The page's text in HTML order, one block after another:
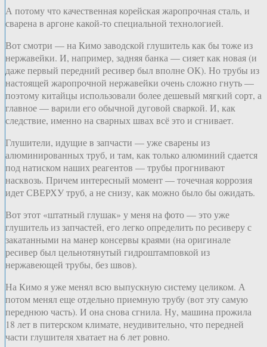
А потому что качественная корейская жаропрочная сталь, и
сварена в аргоне какой-то специальной технологией.
Вот смотри — на Кимо заводской глушитель как бы тоже из
нержавейки. И, например, задняя банка — сияет как новая (и
даже первый передний ресивер был вполне ОК). Но трубы из
настоящей жаропрочной нержавейки очень сложно гнуть —
поэтому китайцы использовали более дешевый мягкий сорт, а
главное — варили его обычной дуговой сваркой. И, как
следствие, именно на сварных швах всё это и сгнивает.
Глушители, идущие в запчасти — уже сварены из
алюминированных труб, и там, как только алюминий сдается
под натиском наших реагентов — трубы прогнивают
насквозь. Причем интересный момент — точечная коррозия
идет СВЕРХУ труб, а не снизу, как можно было бы ожидать.
Вот этот «штатный глушак» у меня на фото — это уже
глушитель из запчастей, его легко определить по ресиверу с
закатанными на манер консервы краями (на оригинале
ресивер был цельнотянутый гидроштамповкой из
нержавеющей трубы, без швов).
На Кимо я уже менял всю выпускную систему целиком. А
потом менял еще отдельно приемную трубу (вот эту самую
переднюю часть). И она снова сгнила. Ну, машина прожила
18 лет в питерском климате, неудивительно, что передней
части глушителя хватает на 6 лет ровно.